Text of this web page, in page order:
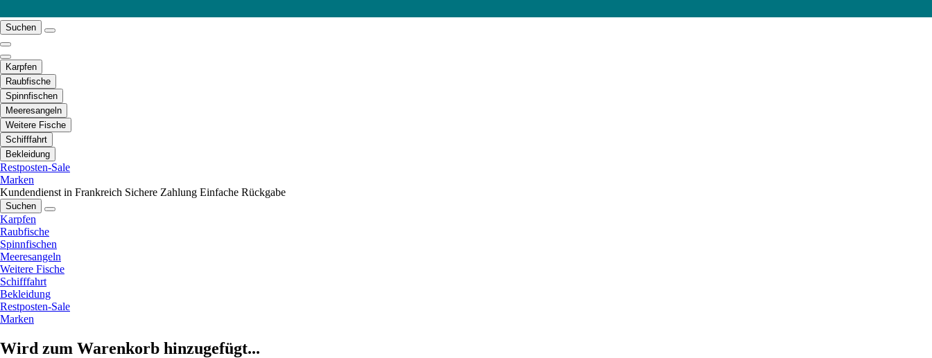
Suchen
Karpfen
Raubfische
Spinnfischen
Meeresangeln
Weitere Fische
Schifffahrt
Bekleidung
Restposten-Sale
Marken
Kundendienst in Frankreich Sichere Zahlung Einfache Rückgabe
Suchen
Karpfen
Raubfische
Spinnfischen
Meeresangeln
Weitere Fische
Schifffahrt
Bekleidung
Restposten-Sale
Marken
Wird zum Warenkorb hinzugefügt...